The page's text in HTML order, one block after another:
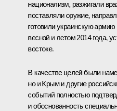
национализм, разжигали
поставляли оружие,
готовили украинскую армию
весной и летом 2014 года,
востоке.
В качестве целей были
но и Крым и другие
событий полностью
и обоснованность